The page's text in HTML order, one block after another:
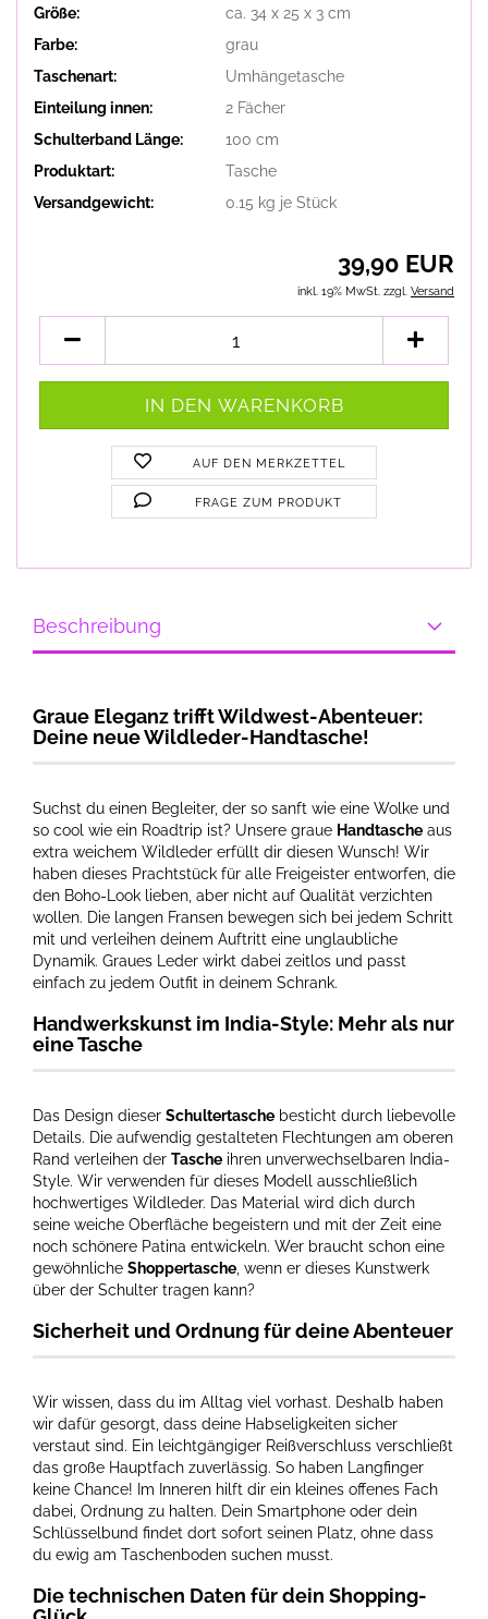
Größe:
ca. 34 x 25 x 3 cm
Farbe:
grau
Taschenart:
Umhängetasche
Einteilung innen:
2 Fächer
Schulterband Länge:
100 cm
Produktart:
Tasche
Versandgewicht:
0.15 kg je Stück
39,90 EUR
inkl. 19% MwSt. zzgl. Versand
AUF DEN MERKZETTEL
FRAGE ZUM PRODUKT
Beschreibung
Graue Eleganz trifft Wildwest-Abenteuer:
Deine neue Wildleder-Handtasche!
Suchst du einen Begleiter, der so sanft wie eine Wolke und
so cool wie ein Roadtrip ist? Unsere graue Handtasche aus
extra weichem Wildleder erfüllt dir diesen Wunsch! Wir
haben dieses Prachtstück für alle Freigeister entworfen, die
den Boho-Look lieben, aber nicht auf Qualität verzichten
wollen. Die langen Fransen bewegen sich bei jedem Schritt
mit und verleihen deinem Auftritt eine unglaubliche
Dynamik. Graues Leder wirkt dabei zeitlos und passt
einfach zu jedem Outfit in deinem Schrank.
Handwerkskunst im India-Style: Mehr als nur
eine Tasche
Das Design dieser Schultertasche besticht durch liebevolle
Details. Die aufwendig gestalteten Flechtungen am oberen
Rand verleihen der Tasche ihren unverwechselbaren India-
Style. Wir verwenden für dieses Modell ausschließlich
hochwertiges Wildleder. Das Material wird dich durch
seine weiche Oberfläche begeistern und mit der Zeit eine
noch schönere Patina entwickeln. Wer braucht schon eine
gewöhnliche Shoppertasche , wenn er dieses Kunstwerk
über der Schulter tragen kann?
Sicherheit und Ordnung für deine Abenteuer
Wir wissen, dass du im Alltag viel vorhast. Deshalb haben
wir dafür gesorgt, dass deine Habseligkeiten sicher
verstaut sind. Ein leichtgängiger Reißverschluss verschließt
das große Hauptfach zuverlässig. So haben Langfinger
keine Chance! Im Inneren hilft dir ein kleines offenes Fach
dabei, Ordnung zu halten. Dein Smartphone oder dein
Schlüsselbund findet dort sofort seinen Platz, ohne dass
du ewig am Taschenboden suchen musst.
Die technischen Daten für dein Shopping-